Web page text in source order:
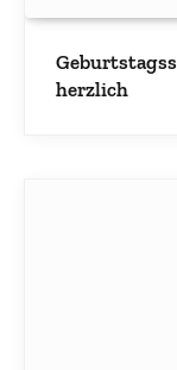
herzlich